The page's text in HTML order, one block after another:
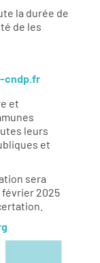
la durée de
de les
cndp.fr
et
leurs
et
sera
2025